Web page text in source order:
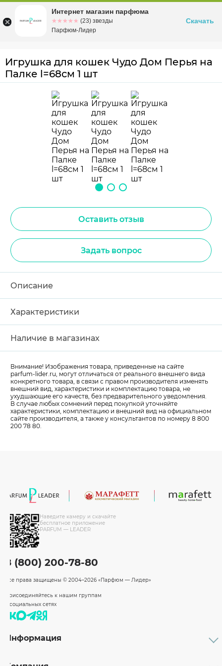
Омскул. Заозерная, 11, к. 1
Игрушка для кошек Чудо Дом Перья на
Палке l=68см 1 шт
Оставить отзыв
Задать вопрос
Описание
Характеристики
Наличие в магазинах
Внимание! Изображения товара, приведенные на сайте
parfum-lider.ru, могут отличаться от реального внешнего вида
конкретного товара, в связи с правом производителя изменять
внешний вид, характеристики и комплектацию товара, не
ухудшающие его качеств, без предварительного уведомления.
В случае любых сомнений перед покупкой уточняйте
характеристики, комплектацию и внешний вид на официальном
сайте производителя, а также у консультантов по номеру 8 800
200 78 80.
Наведите камеру и скачайте
бесплатное приложение
PARFUM — LEADER
8 (800) 200-78-80
Все права защищены © 2004–2026 «Парфюм — Лидер»
Присоединяйтесь к нашим группам
в социальных сетях
Информация
Интернет магазин парфюма
☆☆☆☆☆
★★★★★ (23) звезды
Парфюм-Лидер
Скачать